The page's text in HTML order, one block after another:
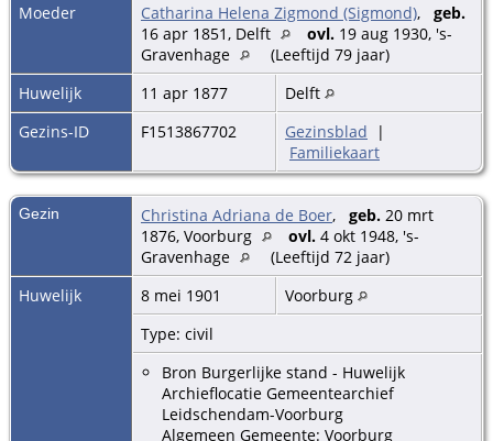
Moeder
Catharina Helena Zigmond (Sigmond), geb.
16 apr 1851, Delft
ovl. 19 aug 1930, 's-
Gravenhage
(Leeftijd 79 jaar)
Huwelijk
11 apr 1877
Delft
Gezins-ID
F1513867702 Gezinsblad |
Familiekaart
Gezin Christina Adriana de Boer, geb. 20 mrt
1876, Voorburg
ovl. 4 okt 1948, 's-
Gravenhage
(Leeftijd 72 jaar)
Huwelijk
8 mei 1901
Voorburg
Type: civil
Bron Burgerlijke stand - Huwelijk
Archieflocatie Gemeentearchief
Leidschendam-Voorburg
Algemeen Gemeente: Voorburg